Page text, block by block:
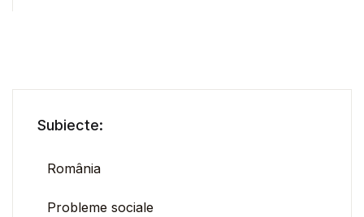
Subiecte:
România
Probleme sociale